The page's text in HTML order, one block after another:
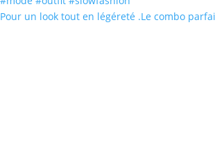
Pour un look tout en légéreté .Le combo